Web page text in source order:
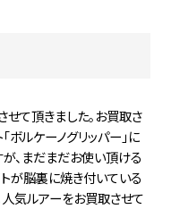
て頂きました。お買取さ
ボルケーノグリッパー」に
、まだまだお使い頂ける
が脳裏に焼き付いている
人気ルアーをお買取させて